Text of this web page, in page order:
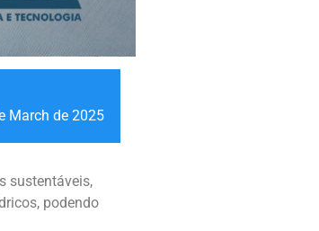
March de 2025
sustentáveis,
podendo